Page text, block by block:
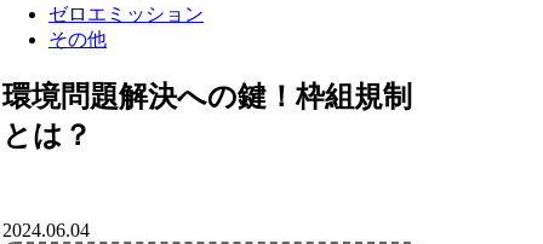
ゼロエミッション
その他
環境問題解決への鍵！枠組規制
とは？
2024.06.04